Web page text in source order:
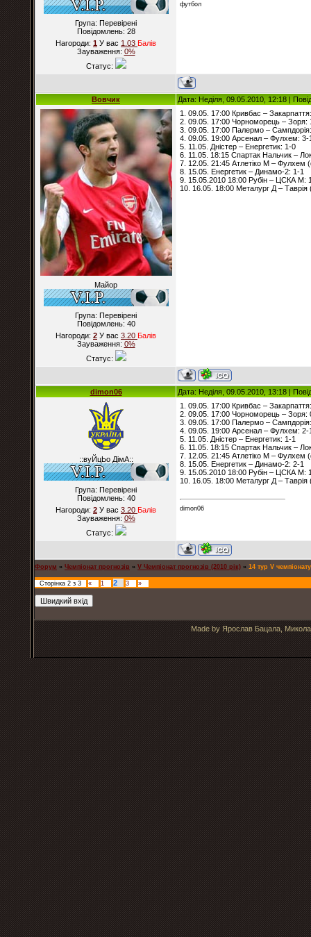
Група: Перевірені
Повідомлень: 28
Нагороди: 1 У вас 1.03 Балiв
Зауваження: 0%
Статус:
футбол
Вовчик Дата: Неділя, 09.05.2010, 12:18 |
Майор
Група: Перевірені
Повідомлень: 40
Нагороди: 2 У вас 3.20 Балiв
Зауваження: 0%
Статус:
1. 09.05. 17:00 Кривбас –
2. 09.05. 17:00 Чорноморець – Зоря:
3. 09.05. 17:00 Палермо –
4. 09.05. 19:00 Арсенал – Фулхем: 3-
5. 11.05. Дністер – Енергетик: 1-0
6. 11.05. 18:15 Спартак Нальчик –
7. 12.05. 21:45 Атлетіко М – Фулхем
8. 15.05. Енергетик – Динамо-2: 1-1
9. 15.05.2010 18:00 Рубін – ЦСКА М:
10. 16.05. 18:00 Металург Д – Таврія
dimon06 Дата: Неділя, 09.05.2010, 13:18 |
::вуЙцЬо ДімА::
Група: Перевірені
Повідомлень: 40
Нагороди: 2 У вас 3.20 Балiв
Зауваження: 0%
Статус:
1. 09.05. 17:00 Кривбас –
2. 09.05. 17:00 Чорноморець – Зоря:
3. 09.05. 17:00 Палермо –
4. 09.05. 19:00 Арсенал – Фулхем: 2-
5. 11.05. Дністер – Енергетик: 1-1
6. 11.05. 18:15 Спартак Нальчик –
7. 12.05. 21:45 Атлетіко М – Фулхем
8. 15.05. Енергетик – Динамо-2: 2-1
9. 15.05.2010 18:00 Рубін – ЦСКА М:
10. 16.05. 18:00 Металург Д – Таврія
dimon06
Форум » Чемпіонат прогнозів » V Чемпіонат прогнозів (2010 рік) » 14 тур V
Сторінка 2 з 3 « 1 2 3 »
Made by Ярослав Бацала,